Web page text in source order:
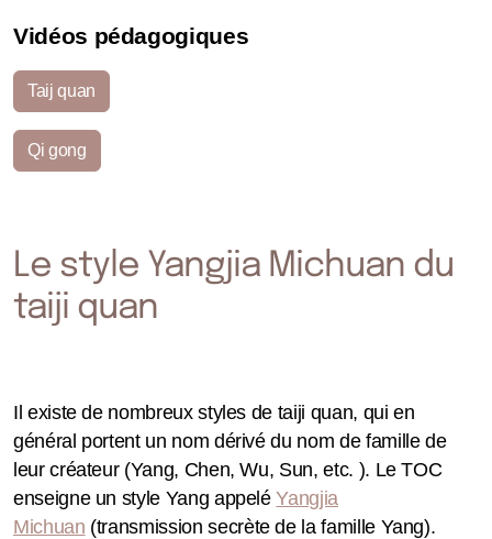
Vidéos pédagogiques
Taij quan
Qi gong
Le style Yangjia Michuan du
taiji quan
Il existe de nombreux styles de taiji quan, qui en
général portent un nom dérivé du nom de famille de
leur créateur (Yang, Chen, Wu, Sun, etc. ). Le TOC
enseigne un style Yang appeléYangjia
Michuan (transmission secrète de la famille Yang).